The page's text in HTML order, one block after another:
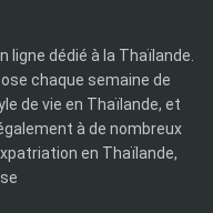
ligne dédié à la Thaïlande.
chaque semaine de
de vie en Thaïlande, et
à de nombreux
en Thaïlande,